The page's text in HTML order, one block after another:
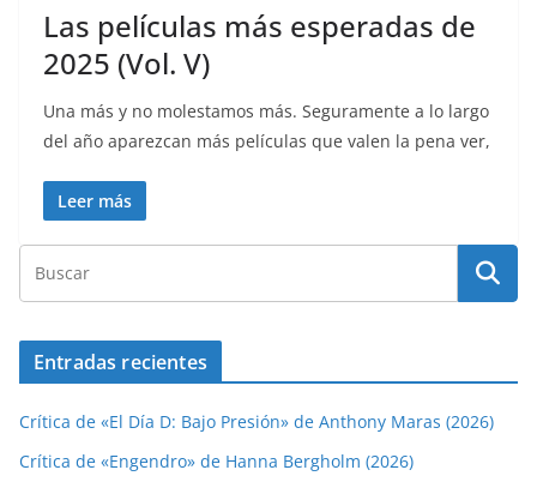
Las películas más esperadas de
2025 (Vol. V)
Una más y no molestamos más. Seguramente a lo largo
del año aparezcan más películas que valen la pena ver,
Leer más
Entradas recientes
Crítica de «El Día D: Bajo Presión» de Anthony Maras (2026)
Crítica de «Engendro» de Hanna Bergholm (2026)